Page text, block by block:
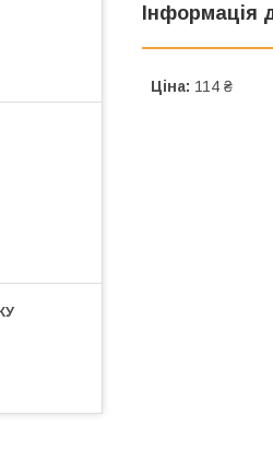
Інформація
Ціна: 114 ₴